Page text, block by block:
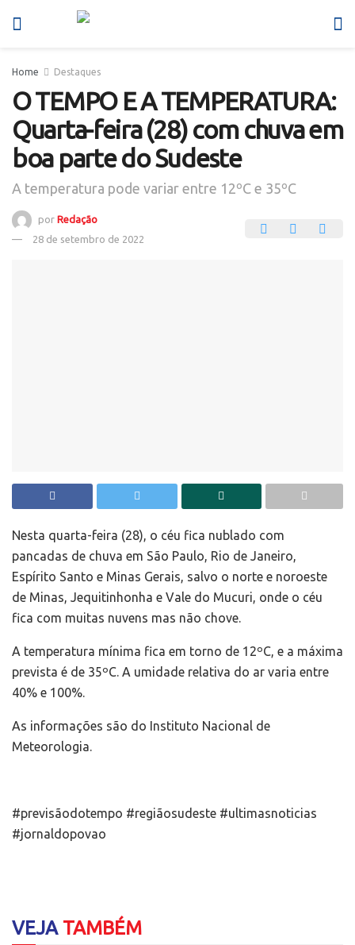
Home Destaques
O TEMPO E A TEMPERATURA:
Quarta-feira (28) com chuva em
boa parte do Sudeste
A temperatura pode variar entre 12ºC e 35ºC
por Redação
28 de setembro de 2022
Nesta quarta-feira (28), o céu fica nublado com
pancadas de chuva em São Paulo, Rio de Janeiro,
Espírito Santo e Minas Gerais, salvo o norte e noroeste
de Minas, Jequitinhonha e Vale do Mucuri, onde o céu
fica com muitas nuvens mas não chove.
A temperatura mínima fica em torno de 12ºC, e a máxima
prevista é de 35ºC. A umidade relativa do ar varia entre
40% e 100%.
As informações são do Instituto Nacional de
Meteorologia.
#previsãodotempo #regiãosudeste #ultimasnoticias
#jornaldopovao
VEJATAMBÉM